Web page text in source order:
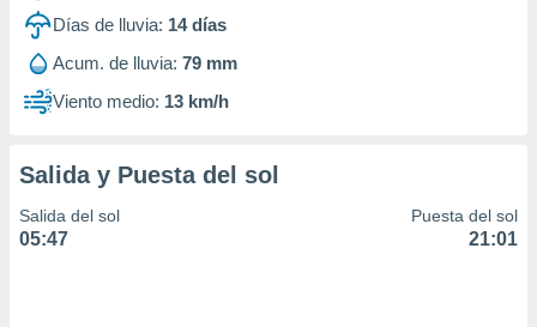
Días de lluvia: 14días
Acum. de lluvia: 79 mm
Viento medio: 13 km/h
Salida y Puesta del sol
Salida del sol
05:47
Puesta del sol
21:01